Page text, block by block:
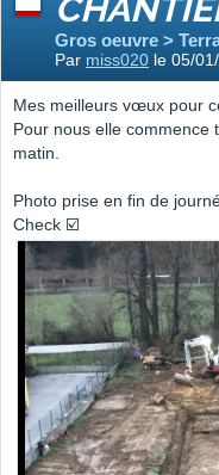
Gros oeuvre >
Par miss020 le 05/
Mes meilleurs vœux pour
Pour nous elle commence
matin.
Photo prise en fin de
Check ☑️